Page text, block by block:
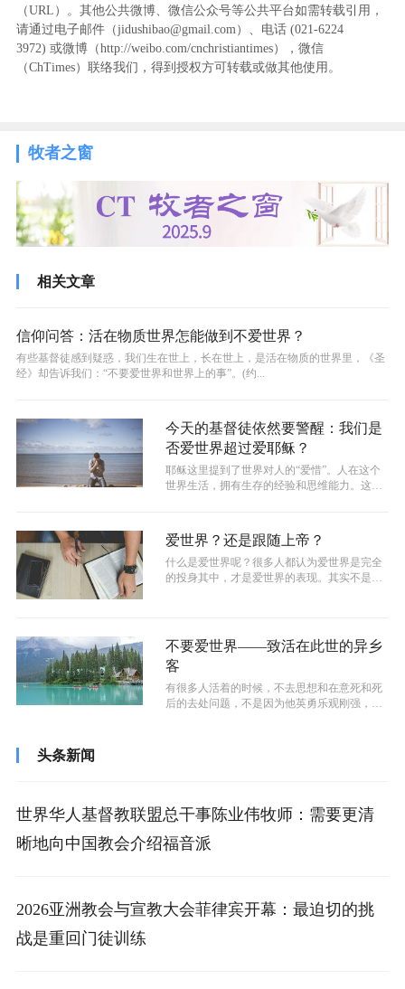
（URL）。其他公共微博、微信公众号等公共平台如需转载引用，
请通过电子邮件（jidushibao@gmail.com）、电话 (021-6224
3972) ‬或微博（http://weibo.com/cnchristiantimes），微信
（ChTimes）联络我们，得到授权方可转载或做其他使用。
牧者之窗
相关文章
信仰问答：活在物质世界怎能做到不爱世界？
有些基督徒感到疑惑，我们生在世上，长在世上，是活在物质的世界里，《圣
经》却告诉我们：“不要爱世界和世界上的事”。(约...
今天的基督徒依然要警醒：我们是
否爱世界超过爱耶稣？
耶稣这里提到了世界对人的“爱惜”。人在这个
世界生活，拥有生存的经验和思维能力。这些
爱世界？还是跟随上帝？
什么是爱世界呢？很多人都认为爱世界是完全
的投身其中，才是爱世界的表现。其实不是，
不要爱世界——致活在此世的异乡
客
有很多人活着的时候，不去思想和在意死和死
后的去处问题，不是因为他英勇乐观刚强，而
头条新闻
世界华人基督教联盟总干事陈业伟牧师：需要更清
晰地向中国教会介绍福音派
2026亚洲教会与宣教大会菲律宾开幕：最迫切的挑
战是重回门徒训练